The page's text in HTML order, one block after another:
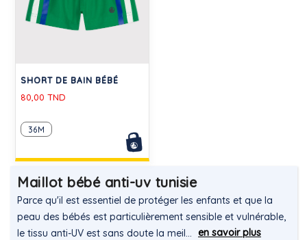
SHORT DE BAIN BÉBÉ
80,00 TND
36M
Maillot bébé anti-uv tunisie
Parce qu'il est essentiel de protéger les enfants et que la
peau des bébés est particulièrement sensible et vulnérable,
le tissu anti-UV est sans doute la meil...
en savoir plus